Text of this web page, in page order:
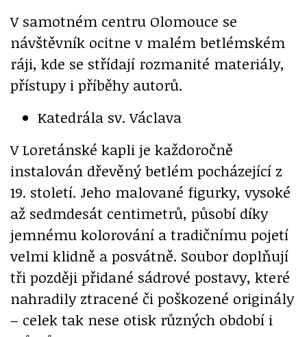
V samotném centru Olomouce se
návštěvník ocitne v malém betlémském
ráji, kde se střídají rozmanité materiály,
přístupy i příběhy autorů.
Katedrála sv. Václava
V Loretánské kapli je každoročně
instalován dřevěný betlém pocházející z
19. století. Jeho malované figurky, vysoké
až sedmdesát centimetrů, působí díky
jemnému kolorování a tradičnímu pojetí
velmi klidně a posvátně. Soubor doplňují
tři později přidané sádrové postavy, které
nahradily ztracené či poškozené originály
– celek tak nese otisk různých období i